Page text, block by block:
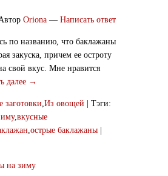
Oriona — Написать ответ
по названию, что баклажаны
закуска, причем ее остроту
свой вкус. Мне нравится
далее →
Из овощей | Тэги:
, вкусные
острые баклажаны |